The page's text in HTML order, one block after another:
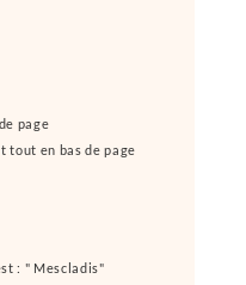
page
tout en bas de page
: " Mescladis"